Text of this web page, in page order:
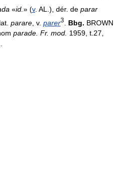
«id. » (v. AL.), dér. de parar
parare , v. parer3 Bbg. BROWN
parade. Fr. mod. 1959, t.27,